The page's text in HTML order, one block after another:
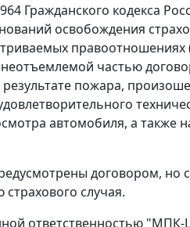
Гражданского кодекса
освобождения
правоотношениях
частью
пожара,
автомобиля, а также
договором, но
случая.
ответственностью "МПК-